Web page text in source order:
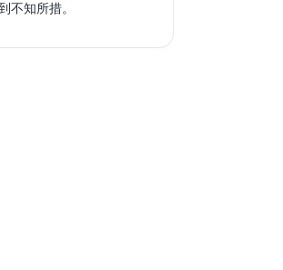
不知所措。